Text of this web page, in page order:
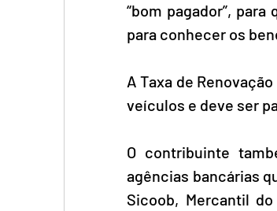
“bom pagador”,
para conhecer os
A Taxa de
veículos e deve ser
O contribuinte
agências bancárias
Sicoob, Mercantil